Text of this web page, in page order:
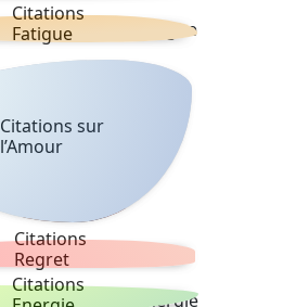
Citations
Fatigue
Citations sur
l’Amour
Citations
Regret
Citations